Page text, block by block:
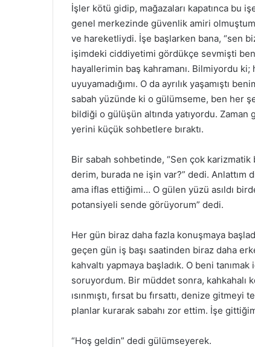
İşler kötü gidip, mağazaları kapatınca bu
genel merkezinde güvenlik amiri
ve hareketliydi. İşe başlarken bana, “sen
işimdeki ciddiyetimi gördükçe sevmişti
hayallerimin baş kahramanı. Bilmiyordu ki;
uyuyamadığımı. O da ayrılık yaşamıştı
sabah yüzünde ki o gülümseme, ben her
bildiği o gülüşün altında yatıyordu. Zaman
yerini küçük sohbetlere bıraktı.
Bir sabah sohbetinde, “Sen çok
derim, burada ne işin var?” dedi. Anlattım
ama iflas ettiğimi… O gülen yüzü asıldı
potansiyeli sende görüyorum” dedi.
Her gün biraz daha fazla konuşmaya
geçen gün iş başı saatinden biraz daha
kahvaltı yapmaya başladık. O beni
soruyordum. Bir müddet sonra, kahkahalı
ısınmıştı, fırsat bu fırsattı, denize
planlar kurarak sabahı zor ettim. İşe
“Hoş geldin” dedi gülümseyerek.